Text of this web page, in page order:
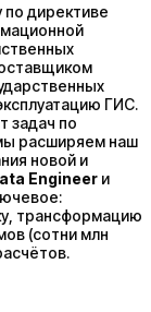
по директиве
ГИС.​​​​​​​
задач по
расширяем наш
новой и
Engineer и
трансформацию
(сотни млн